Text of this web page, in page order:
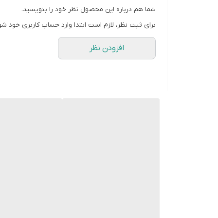
شما هم درباره این محصول نظر خود را بنویسید.
برای ثبت نظر، لازم است ابتدا وارد حساب کاربری خود
افزودن نظر